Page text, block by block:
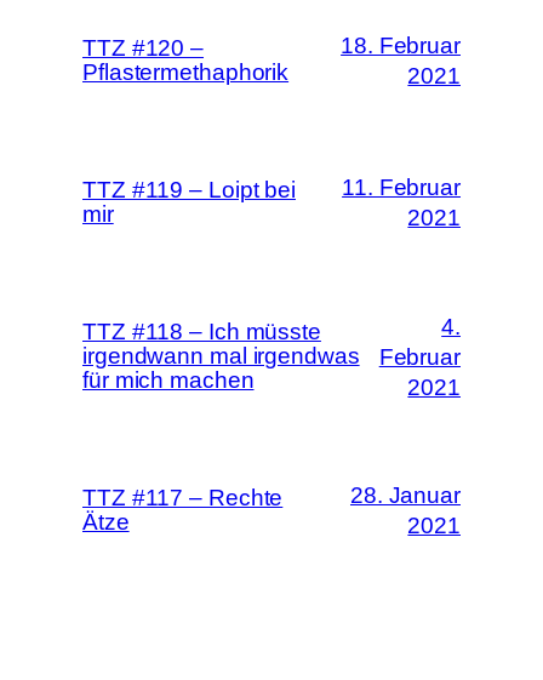
TTZ #120 –
Pflastermethaphorik
18. Februar
2021
TTZ #119 – Loipt bei
mir
11. Februar
2021
TTZ #118 – Ich müsste
irgendwann mal irgendwas
für mich machen
4.
Februar
2021
TTZ #117 – Rechte
Ätze
28. Januar
2021